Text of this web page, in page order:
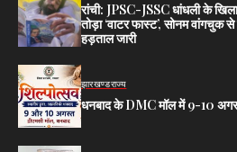
रांची: JPSC-JSSC धांधली के
तोड़ा ‘वाटर फास्ट’, सोनम वांगचुक
हड़ताल जारी
झारखण्डराज्य
धनबाद के DMC मॉल में 9-10